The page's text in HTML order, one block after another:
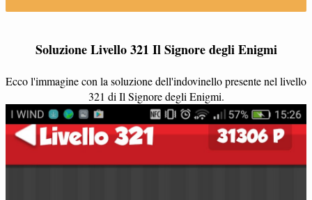
Soluzione Livello 321 Il Signore degli Enigmi
Ecco l'immagine con la soluzione dell'indovinello presente nel livello
321 di Il Signore degli Enigmi.